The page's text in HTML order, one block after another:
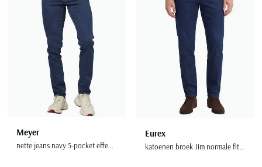
Meyer
nette jeans navy 5-pocket effen denim
Eurex
katoenen broek Jim normale fit donkerblauw